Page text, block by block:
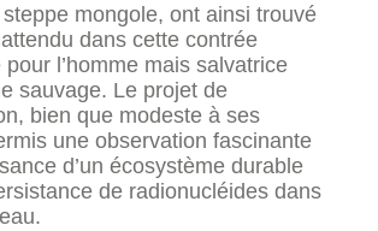
steppe mongole, ont ainsi trouvé
dans cette contrée
l’homme mais salvatrice
sauvage. Le projet de
bien que modeste à ses
une observation fascinante
d’un écosystème durable
de radionucléides dans